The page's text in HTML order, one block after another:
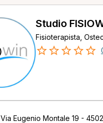
Studio
Fisioterapista,
Via Eugenio Montale 19 -